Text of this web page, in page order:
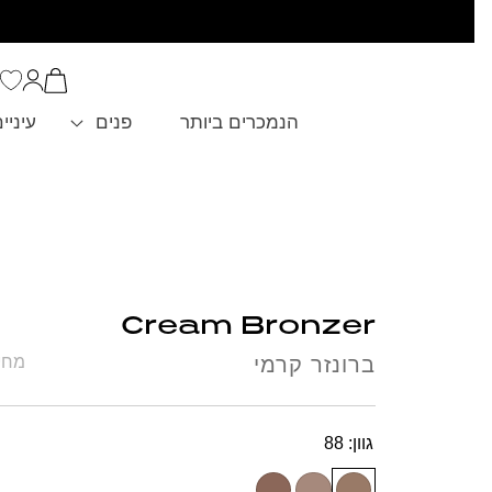
הנמכרים ביותר פנים
כניסה
סל
הקניות
Cream Bronzer
מחיר ל 100 ברונזר קרמי
גוון: 88